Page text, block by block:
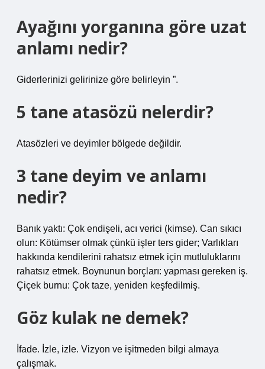
Ayağını yorganına göre uzat
anlamı nedir?
Giderlerinizi gelirinize göre belirleyin ”.
5 tane atasözü nelerdir?
Atasözleri ve deyimler bölgede değildir.
3 tane deyim ve anlamı
nedir?
Banık yaktı: Çok endişeli, acı verici (kimse). Can sıkıcı
olun: Kötümser olmak çünkü işler ters gider; Varlıkları
hakkında kendilerini rahatsız etmek için mutluluklarını
rahatsız etmek. Boynunun borçları: yapması gereken iş.
Çiçek burnu: Çok taze, yeniden keşfedilmiş.
Göz kulak ne demek?
İfade. İzle, izle. Vizyon ve işitmeden bilgi almaya
çalışmak.